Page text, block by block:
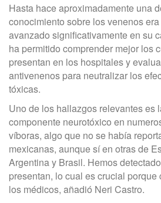
Hasta hace aproximadamente una
conocimiento sobre los venenos
avanzado significativamente en su
ha permitido comprender mejor los
presentan en los hospitales y
antivenenos para neutralizar los
tóxicas.
Uno de los hallazgos relevantes es
componente neurotóxico en
víboras, algo que no se había
mexicanas, aunque sí en otras de
Argentina y Brasil. Hemos
presentan, lo cual es crucial
los médicos, añadió Neri Castro.